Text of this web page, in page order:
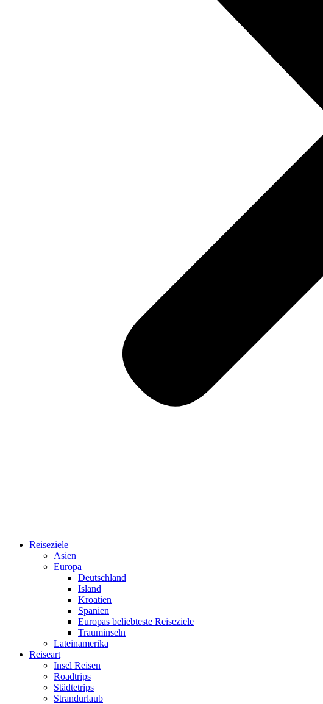
Reiseziele
Asien
Europa
Deutschland
Island
Kroatien
Spanien
Europas beliebteste Reiseziele
Trauminseln
Lateinamerika
Reiseart
Insel Reisen
Roadtrips
Städtetrips
Strandurlaub